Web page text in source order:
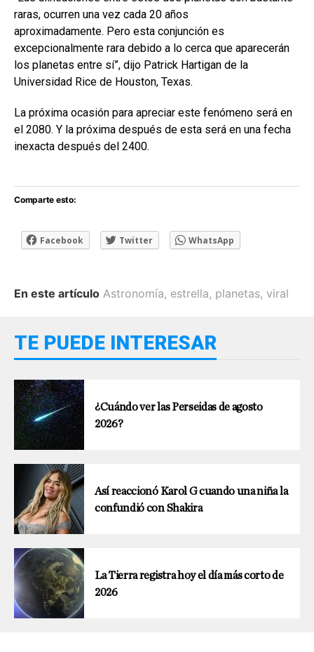
raras, ocurren una vez cada 20 años
aproximadamente. Pero esta conjunción es
excepcionalmente rara debido a lo cerca que aparecerán
los planetas entre sí”, dijo Patrick Hartigan de la
Universidad Rice de Houston, Texas.
La próxima ocasión para apreciar este fenómeno será en
el 2080. Y la próxima después de esta será en una fecha
inexacta después del 2400.
Comparte esto:
Facebook Twitter WhatsApp
En este artículo Astronomía, estrella, planetas, viral
TE PUEDE INTERESAR
¿Cuándo ver las Perseidas de agosto
2026?
Así reaccionó Karol G cuando una niña la
confundió con Shakira
La Tierra registra hoy el día más corto de
2026